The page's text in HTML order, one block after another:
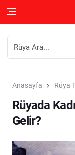
Anasayfa Rüya
Rüyada
Gelir?